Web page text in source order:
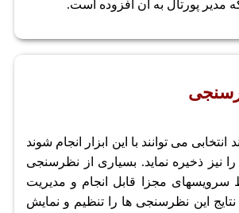
مدیر پورتال به آن افزوده است.
می توانند با این ابزار انجام شوند
نیز ذخیره نماید. بسیاری از نظرسنجی
سرویسهای مجزا قابل انجام و مدیریت
این نظرسنجی ها را تنظیم و نمایش